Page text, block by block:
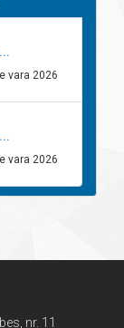
vara 2026
vara 2026
nr. 11